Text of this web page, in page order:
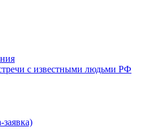
с известными людьми РФ